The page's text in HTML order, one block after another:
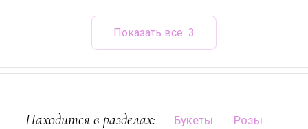
Показать все 3
Находится в разделах: Букеты Розы